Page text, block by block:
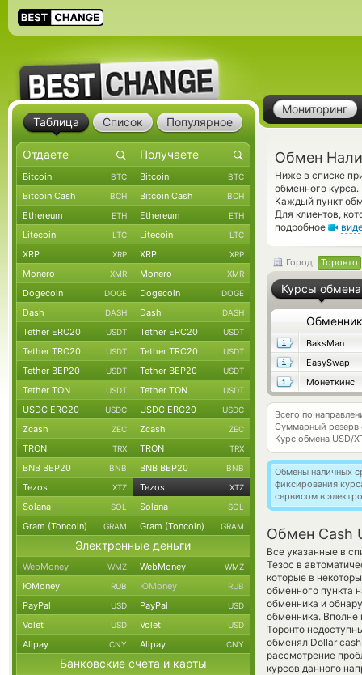
Мониторинг
Обмен
Ниже в списке
обменного
Каждый пункт
Для клиентов,
подробное
Город: Торонто
Курсы обмена
Обменник
BaksMan
EasySwap
Монеткинс
Всего по
Суммарный резерв
Курс обмена USD/
Обмены наличных
фиксирования
сервисом в
Обмен Cash
Все указанные в
Тезос в
которые в
обменного пункта
обменника и
обменника.
Торонто
обменял Dollar
рассмотрение
курсов данного
Таблица Список Популярное
Bitcoin BTC Bitcoin BTC
Bitcoin Cash BCH Bitcoin Cash BCH
Ethereum ETH Ethereum ETH
Litecoin LTC Litecoin LTC
XRP XRP XRP XRP
Monero XMR Monero XMR
Dogecoin DOGE Dogecoin DOGE
Dash DASH Dash DASH
Tether ERC20 USDT Tether ERC20 USDT
Tether TRC20 USDT Tether TRC20 USDT
Tether BEP20 USDT Tether BEP20 USDT
Tether TON USDT Tether TON USDT
USDC ERC20 USDC USDC ERC20 USDC
Zcash ZEC Zcash ZEC
TRON TRX TRON TRX
BNB BEP20 BNB BNB BEP20 BNB
Tezos XTZ Tezos XTZ
Solana SOL Solana SOL
Gram (Toncoin) GRAM Gram (Toncoin) GRAM
Электронные деньги
WebMoney WMZ WebMoney WMZ
ЮMoney RUB ЮMoney RUB
PayPal USD PayPal USD
Volet USD Volet USD
Alipay CNY Alipay CNY
Банковские счета и карты